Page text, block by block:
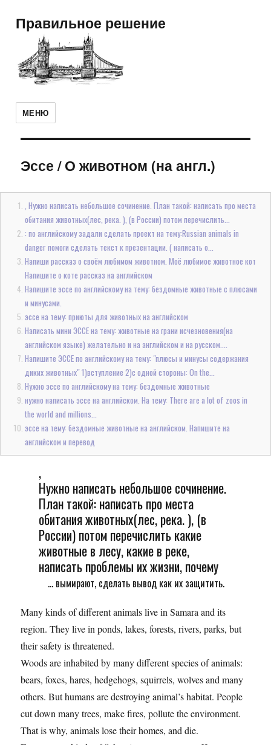
Правильное решение
МЕНЮ
Эссе/О животном (на англ.)
, Нужно написать небольшое сочинение. План такой: написать про места
обитания животных(лес, река. ), (в России) потом перечислить...
: по английскому задали сделать проект на тему:Russian animals in
danger помоги сделать текст к презентации. ( написать о...
Напиши рассказ о своём любимом животном. Моё любимое животное кот
Напишите о коте рассказ на английском
Напишите эссе по английскому на тему: бездомные животные с плюсами
и минусами.
эссе на тему: приюты для животных на английском
Написать мини ЭССЕ на тему: животные на грани исчезновения(на
английском языке) желательно и на английском и на русском....
Напишите ЭССЕ по английскому на тему: "плюсы и минусы содержания
диких животных" 1)вступление 2)с одной стороны: On the...
Нужно эссе по английскому на тему: бездомные животные
нужно написать эссе на английском. На тему: There are a lot of zoos in
the world and millions...
эссе на тему: бездомные животные на английском. Напишите на
английском и перевод
,
Нужно написать небольшое сочинение.
План такой: написать про места
обитания животных(лес, река. ), (в
России) потом перечислить какие
животные в лесу, какие в реке,
написать проблемы их жизни, почему
... вымирают, сделать вывод как их защитить.
Many kinds of different animals live in Samara and its
region. They live in ponds, lakes, forests, rivers, parks, but
their safety is threatened.
Woods are inhabited by many different species of animals:
bears, foxes, hares, hedgehogs, squirrels, wolves and many
others. But humans are destroying animal’s habitat. People
cut down many trees, make fires, pollute the environment.
That is why, animals lose their homes, and die.